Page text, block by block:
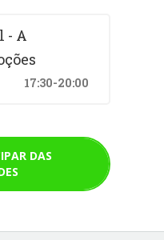
- A
17:30-20:00
DAS